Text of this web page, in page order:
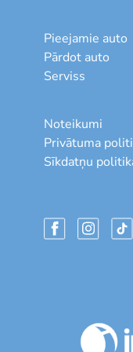
Pieejamie auto
Pārdot auto
Serviss
Noteikumi
Privātuma
Sīkdatņu